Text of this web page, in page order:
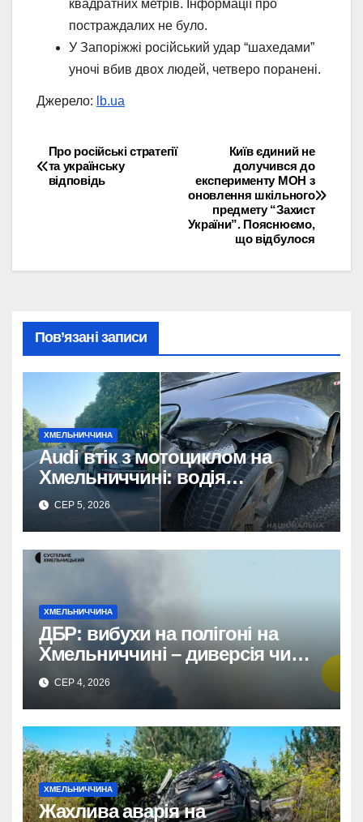
квадратних метрів. Інформації про
постраждалих не було.
У Запоріжжі російський удар “шахедами”
уночі вбив двох людей, четверо поранені.
Джерело: lb.ua
Навігація
записів
Київ єдиний не
долучився до
експерименту МОН з
оновлення шкільного
предмету “Захист
України”. Пояснюємо,
що відбулося
Про російські стратегії
та українську
відповідь
Пов’язані записи
ХМЕЛЬНИЧЧИНА
Audi втік з мотоциклом на
Хмельниччині: водія
затримано.
СЕР 5, 2026
ХМЕЛЬНИЧЧИНА
ДБР: вибухи на полігоні на
Хмельниччині – диверсія чи
порушення правил?
СЕР 4, 2026
ХМЕЛЬНИЧЧИНА
Жахлива аварія на